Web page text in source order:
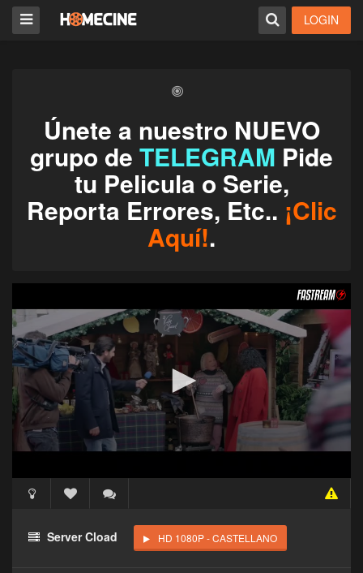
LOGIN
Únete a nuestro NUEVO
grupo de TELEGRAM Pide
tu Pelicula o Serie,
Reporta Errores, Etc.. ¡Clic
Aquí!.
Haz clic 3 veces en el botón para desbloquear este
reproductor
Server Cload HD 1080P - CASTELLANO